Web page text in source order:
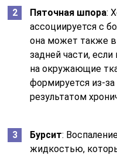
Пяточная шпора:
ассоциируется с
она может также
задней части,
на окружающие
формируется из-
результатом
Бурсит:
жидкостью,